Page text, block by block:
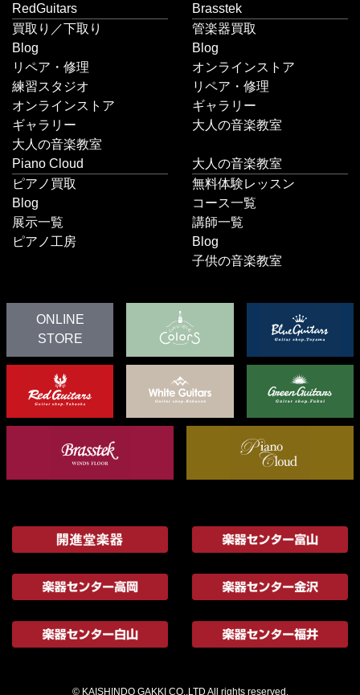
RedGuitars
買取り／下取り
Blog
リペア・修理
練習スタジオ
オンラインストア
ギャラリー
大人の音楽教室
Brasstek
管楽器買取
Blog
オンラインストア
リペア・修理
ギャラリー
大人の音楽教室
Piano Cloud
ピアノ買取
Blog
展示一覧
ピアノ工房
大人の音楽教室
無料体験レッスン
コース一覧
講師一覧
Blog
子供の音楽教室
ONLINE
STORE
© KAISHINDO GAKKI CO.,LTD All rights reserved.